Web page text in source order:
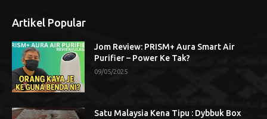
Artikel Popular
Jom Review: PRISM+ Aura Smart Air
Purifier – Power Ke Tak?
09/05/2025
Satu Malaysia Kena Tipu : Dybbuk Box